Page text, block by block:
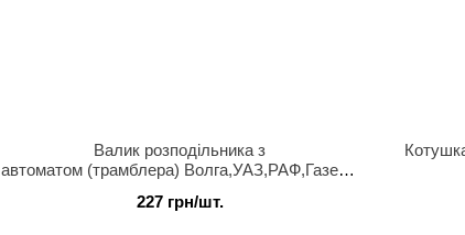
Валик розподільника з
автоматом (трамблера) Волга,УАЗ,РАФ,Газель старого
227 грн/шт.